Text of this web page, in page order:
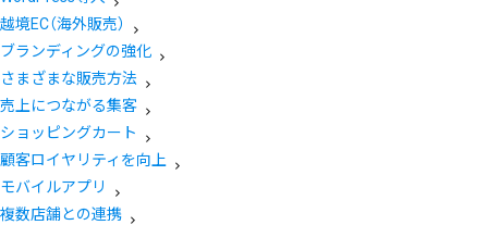
越境EC（海外販売）
ブランディングの強化
さまざまな販売方法
売上につながる集客
ショッピングカート
顧客ロイヤリティを向上
モバイルアプリ
複数店舗との連携